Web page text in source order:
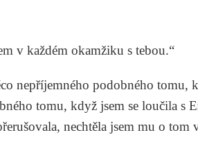
v každém okamžiku s tebou.“
nepříjemného podobného tomu,
tomu, když jsem se loučila s
nechtěla jsem mu o